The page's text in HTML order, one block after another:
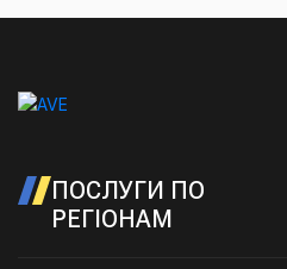
ПОСЛУГИ ПО
РЕГІОНАМ